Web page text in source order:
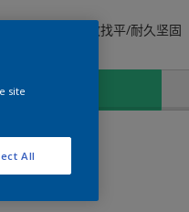
刮/易打磨/高效找平/耐久坚固
site
All